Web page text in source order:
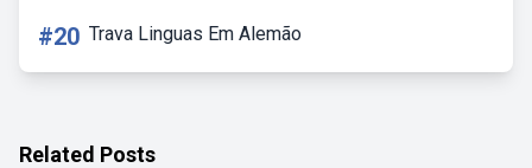
#20 Trava Linguas Em Alemão
Related Posts